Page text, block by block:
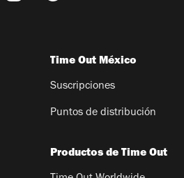
Time Out México
Suscripciones
Puntos de distribución
Productos de Time Out